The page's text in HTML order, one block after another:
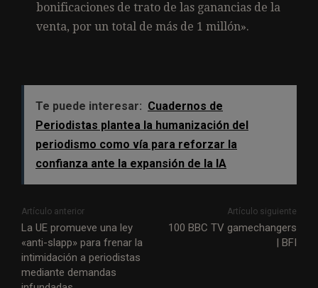
bonificaciones de trato de las ganancias de la
venta, por un total de más de 1 millón».
Te puede interesar: Cuadernos de
Periodistas plantea la humanización del
periodismo como vía para reforzar la
confianza ante la expansión de la IA
Artículo anterior
La UE promueve una ley
«anti-slapp» para frenar la
intimidación a periodistas
mediante demandas
Artículo siguiente
100 BBC TV gamechangers
| BFI